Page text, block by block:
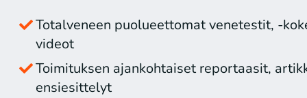
Totalveneen puolueettomat venetestit, -
videot
Toimituksen ajankohtaiset reportaasit,
ensiesittelyt